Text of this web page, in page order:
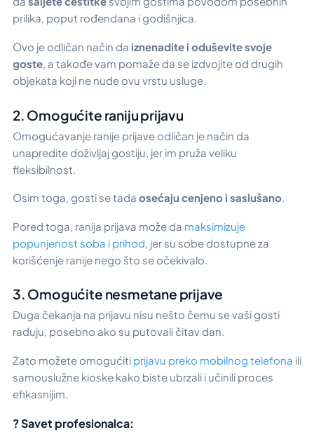
prilika, poput rođendana i godišnjica.
Ovo je odličan način da iznenadite i oduševite svoje
goste, a takođe vam pomaže da se izdvojite od drugih
objekata koji ne nude ovu vrstu usluge.
2. Omogućite raniju prijavu
Omogućavanje ranije prijave odličan je način da
unapredite doživljaj gostiju, jer im pruža veliku
fleksibilnost.
Osim toga, gosti se tada osećaju cenjeno i saslušano.
Pored toga, ranija prijava može da maksimizuje
popunjenost soba i prihod , jer su sobe dostupne za
korišćenje ranije nego što se očekivalo.
3. Omogućite nesmetane prijave
Duga čekanja na prijavu nisu nešto čemu se vaši gosti
raduju, posebno ako su putovali čitav dan.
Zato možete omogućiti prijavu preko mobilnog telefona ili
samouslužne kioske kako biste ubrzali i učinili proces
efikasnijim.
? Savet profesionalca: